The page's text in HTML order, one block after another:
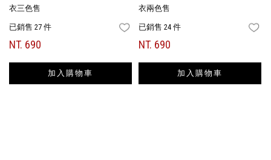
衣三色售
已銷售 27 件 FAVORITES
NT. 690
加入購物車
衣兩色售
已銷售 24 件
NT. 690
加入購物車